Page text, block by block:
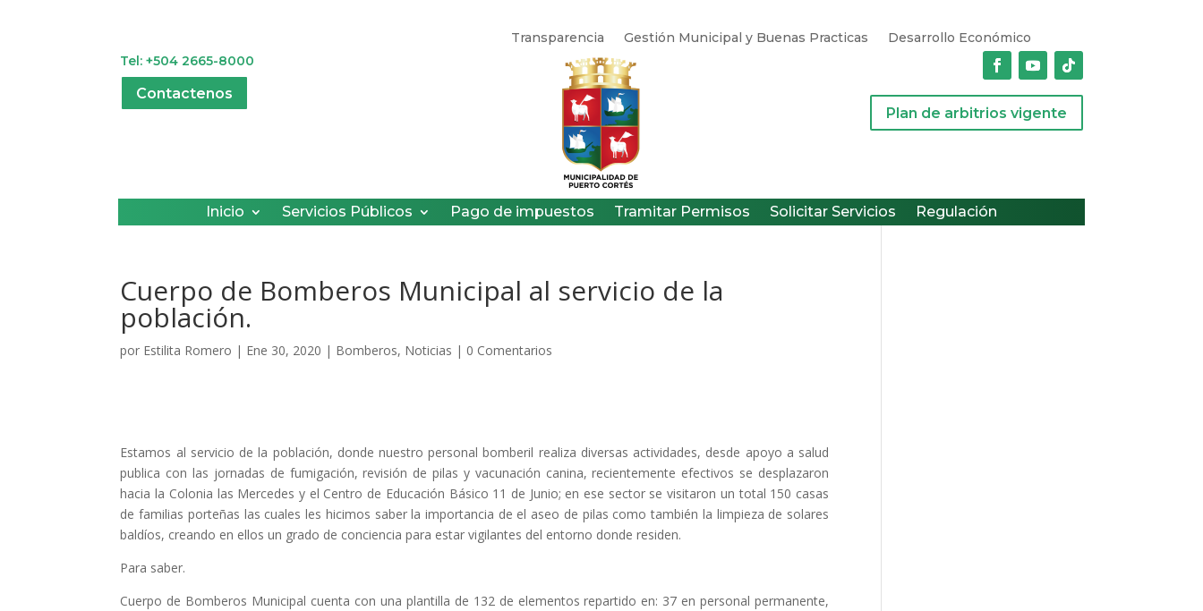
Transparencia Gestión Municipal y Buenas Practicas
Desarrollo Económico
Tel: +504 2665-8000
Contactenos
Plan de arbitrios vigente
Inicio Servicios Públicos Pago de impuestos Tramitar Permisos Solicitar Servicios Regulación
Cuerpo de Bomberos Municipal al servicio de la
población.
por Estilita Romero | Ene 30, 2020 | Bomberos, Noticias | 0 Comentarios
Estamos al servicio de la población, donde nuestro personal bomberil realiza diversas actividades, desde apoyo a salud
publica con las jornadas de fumigación, revisión de pilas y vacunación canina, recientemente efectivos se desplazaron
hacia la Colonia las Mercedes y el Centro de Educación Básico 11 de Junio; en ese sector se visitaron un total 150 casas
de familias porteñas las cuales les hicimos saber la importancia de el aseo de pilas como también la limpieza de solares
baldíos, creando en ellos un grado de conciencia para estar vigilantes del entorno donde residen.
Para saber.
Cuerpo de Bomberos Municipal cuenta con una plantilla de 132 de elementos repartido en: 37 en personal permanente,